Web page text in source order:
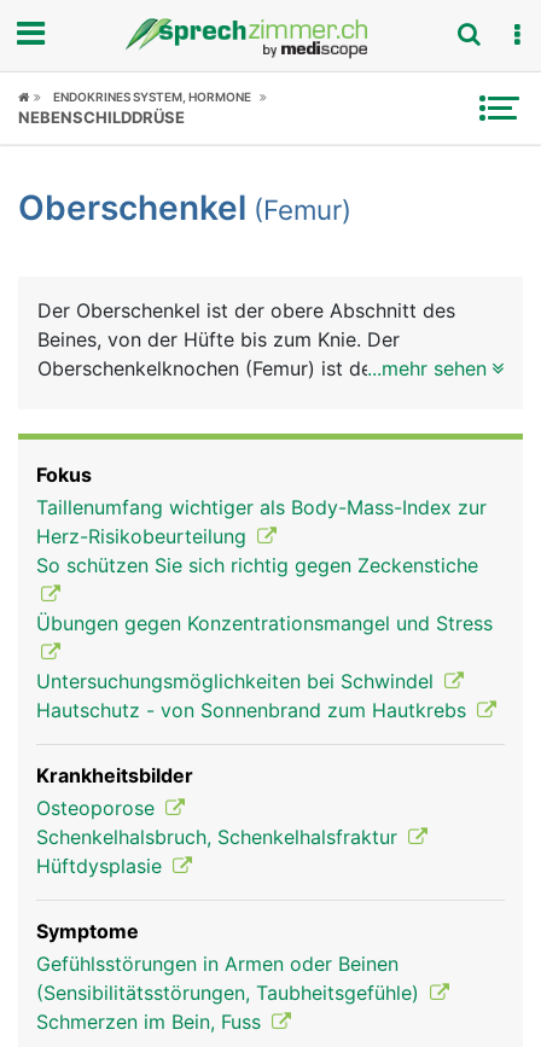
Fokus
Symptome
News
Rubriken
ENDOKRINES SYSTEM, HORMONE
NEBENSCHILDDRÜSE
Oberschenkel (Femur)
Der Oberschenkel ist der obere Abschnitt des
Beines, von der Hüfte bis zum Knie. Der
Oberschenkelknochen (Femur) ist der längste und
besteht von oben nach unten aus dem kugeligen
Kopf (Hüftkopf), einem kurzen Hals
(Schenkelhals), einen langen Schaft und einem
verdickten unteren Ende mit zwei walzenförmigen
Gelenkknorren, die mit dem Schienbein und der
Kniescheibe das Knie bilden. Der Hüftkopf bildet
mit der Hüftpfanne des Beckens das Hüftgelenk.
Der Oberschenkelknochen dient ausserdem als
Befestigungsanker für Bänder und Muskeln.
Oberschenkel
Mann
...mehr sehen
Fokus
Taillenumfang wichtiger als Body-Mass-Index zur
Herz-Risikobeurteilung
So schützen Sie sich richtig gegen Zeckenstiche
Übungen gegen Konzentrationsmangel und Stress
Untersuchungsmöglichkeiten bei Schwindel
Hautschutz - von Sonnenbrand zum Hautkrebs
Krankheitsbilder
Osteoporose
Schenkelhalsbruch, Schenkelhalsfraktur
Hüftdysplasie
Symptome
Gefühlsstörungen in Armen oder Beinen
(Sensibilitätsstörungen, Taubheitsgefühle)
Schmerzen im Bein, Fuss